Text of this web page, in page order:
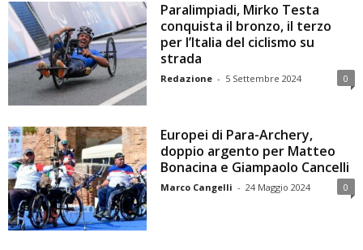
Paralimpiadi, Mirko Testa
conquista il bronzo, il terzo
per l’Italia del ciclismo su
strada
Redazione - 5 Settembre 2024 0
Europei di Para-Archery,
doppio argento per Matteo
Bonacina e Giampaolo Cancelli
Marco Cangelli - 24 Maggio 2024 0